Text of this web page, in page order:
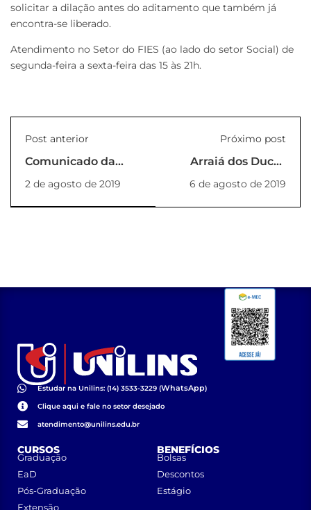
solicitar a dilação antes do aditamento que também já
encontra-se liberado.
Atendimento no Setor do FIES (ao lado do setor Social) de
segunda-feira a sexta-feira das 15 às 21h.
Post anterior
Comunicado da
Tesouraria
2 de agosto de 2019
Próximo post
Arraiá dos Ducks
termina em doação
para entidades
6 de agosto de 2019
Estudar na Unilins: (14) 3533-3229 (WhatsApp)
Clique aqui e fale no setor desejado
atendimento@unilins.edu.br
CURSOS
Graduação
EaD
Pós-Graduação
Extensão
BENEFÍCIOS
Bolsas
Descontos
Estágio